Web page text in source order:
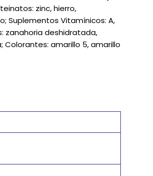
zinc, hierro,
Suplementos Vitamínicos: A,
zanahoria deshidratada,
Colorantes: amarillo 5, amarillo